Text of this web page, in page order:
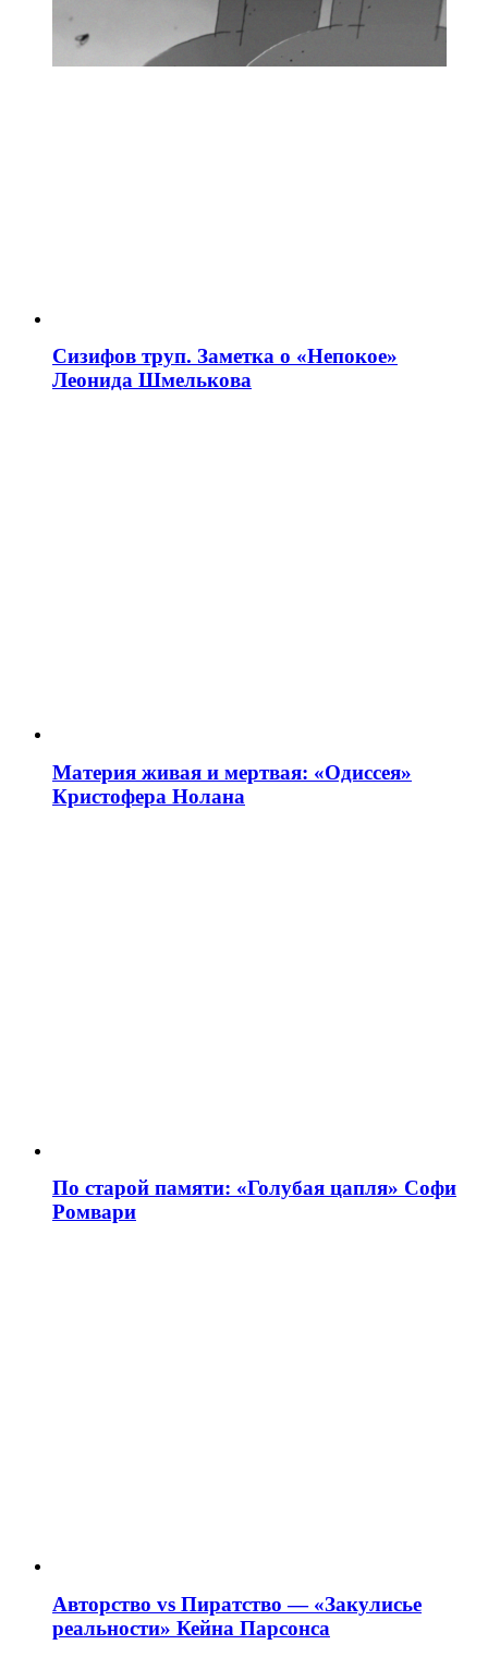
Сизифов труп. Заметка о «Непокое»
Леонида Шмелькова
Материя живая и мертвая: «Одиссея»
Кристофера Нолана
По старой памяти: «Голубая цапля» Софи
Ромвари
Авторство vs Пиратство — «Закулисье
реальности» Кейна Парсонса